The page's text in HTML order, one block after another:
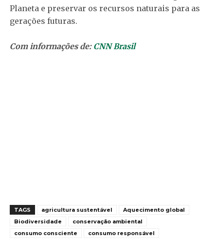
Planeta e preservar os recursos naturais para as
gerações futuras.
Com informações de: CNN Brasil
TAGS agricultura sustentável
Aquecimento global
Biodiversidade
conservação ambiental
consumo consciente
consumo responsável